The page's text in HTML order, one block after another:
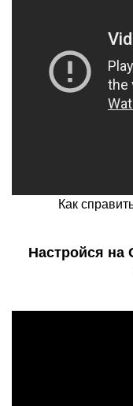
Как
Настройся на